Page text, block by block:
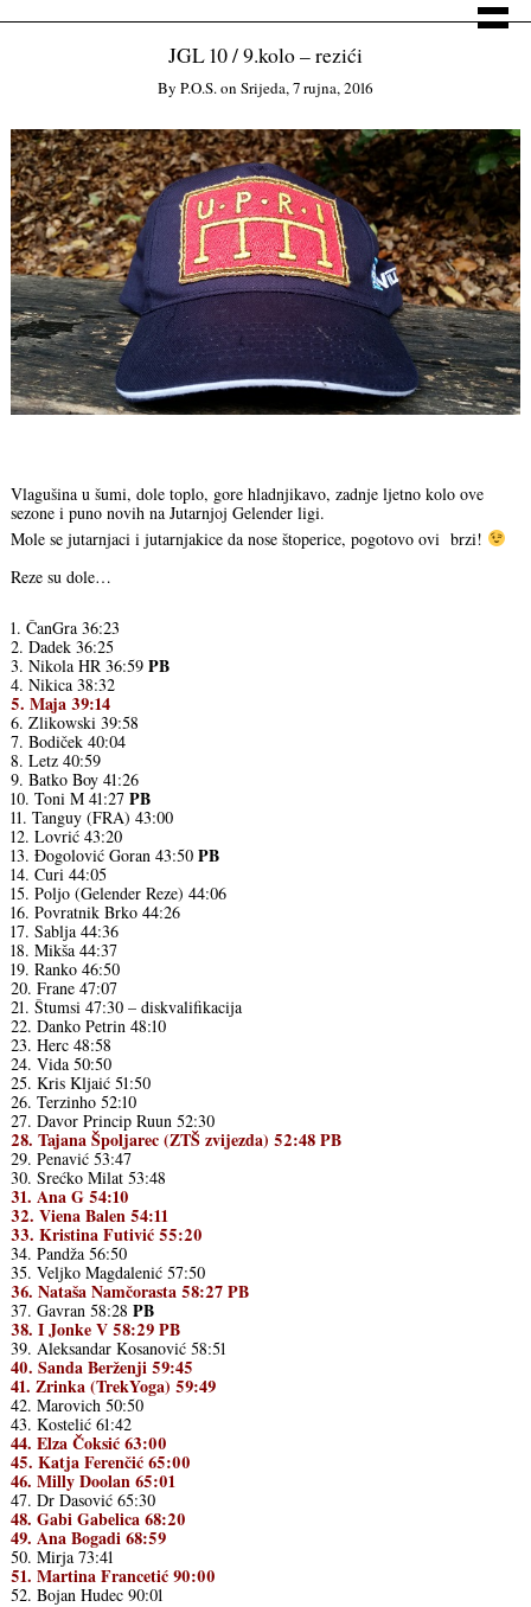
JGL 10 / 9.kolo – rezići
By P.o.s.on Srijeda, 7 rujna, 2016
Vlagušina u šumi, dole toplo, gore hladnjikavo, zadnje ljetno kolo ove
sezone i puno novih na Jutarnjoj Gelender ligi.
Mole se jutarnjaci i jutarnjakice da nose štoperice, pogotovo ovi brzi!
Reze su dole…
1. ČanGra 36:23
2. Dadek 36:25
3. Nikola HR 36:59PB
4. Nikica 38:32
5. Maja 39:14
6. Zlikowski 39:58
7. Bodiček 40:04
8. Letz 40:59
9. Batko Boy 41:26
10. Toni M 41:27 PB
11. Tanguy (FRA) 43:00
12. Lovrić 43:20
13. Đogolović Goran 43:50 PB
14. Curi 44:05
15. Poljo (Gelender Reze) 44:06
16. Povratnik Brko 44:26
17. Sablja 44:36
18. Mikša 44:37
19. Ranko 46:50
20. Frane 47:07
21. Štumsi 47:30 – diskvalifikacija
22. Danko Petrin 48:10
23. Herc 48:58
24. Vida 50:50
25. Kris Kljaić 51:50
26. Terzinho 52:10
27. Davor Princip Ruun 52:30
28. Tajana Špoljarec (ZTŠ zvijezda) 52:48 PB
29. Penavić 53:47
30. Srećko Milat 53:48
31. Ana G 54:10
32. Viena Balen 54:11
33. Kristina Futivić 55:20
34. Pandža 56:50
35. Veljko Magdalenić 57:50
36. Nataša Namčorasta 58:27 PB
37. Gavran 58:28 PB
38. I Jonke V 58:29 PB
39. Aleksandar Kosanović 58:51
40. Sanda Berženji 59:45
41. Zrinka (TrekYoga) 59:49
42. Marovich 50:50
43. Kostelić 61:42
44. Elza Čoksić 63:00
45. Katja Ferenčić 65:00
46. Milly Doolan 65:01
47. Dr Dasović 65:30
48. Gabi Gabelica 68:20
49. Ana Bogadi 68:59
50. Mirja 73:41
51. Martina Francetić 90:00
52. Bojan Hudec 90:01